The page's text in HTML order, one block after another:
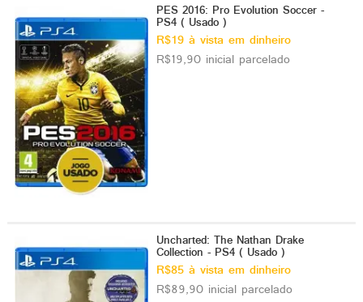
PES 2016: Pro Evolution Soccer -
PS4 ( Usado )
R$19 à vista em dinheiro
R$19,90 inicial parcelado
Uncharted: The Nathan Drake
Collection - PS4 ( Usado )
R$85 à vista em dinheiro
R$89,90 inicial parcelado